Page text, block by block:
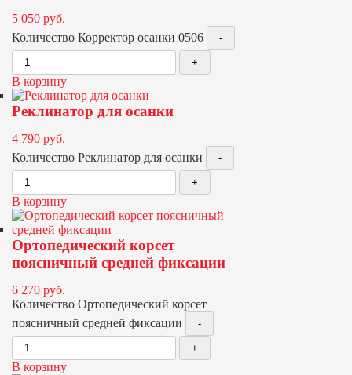
5 050 руб.
Количество Корректор осанки 0506
В корзину
Реклинатор для осанки
4 790 руб.
Количество Реклинатор для осанки
В корзину
Ортопедический корсет
поясничный средней фиксации
6 270 руб.
Количество Ортопедический корсет
поясничный средней фиксации
В корзину